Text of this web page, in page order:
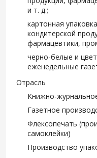
и т. д.;
картонная
кондитерской
фармацевтики,
черно-белые и
еженедельные
Отрасль
Книжно-
Газетное
Флексопечать
самоклейки)
Производство